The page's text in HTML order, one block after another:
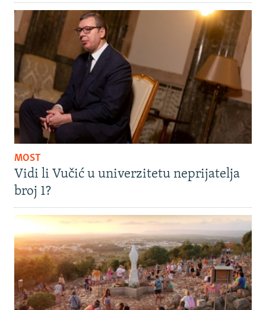
MOST
Vidi li Vučić u univerzitetu neprijatelja
broj 1?